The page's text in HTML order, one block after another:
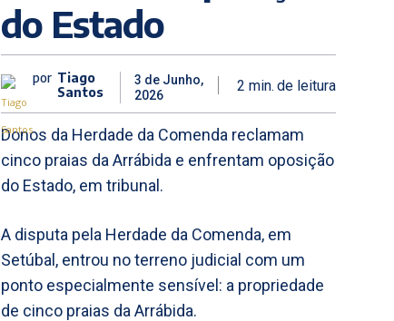
do Estado
por Tiago
Santos
3 de Junho,
2026
2 min. de leitura
Donos da Herdade da Comenda reclamam
cinco praias da Arrábida e enfrentam oposição
do Estado, em tribunal.
A disputa pela Herdade da Comenda, em
Setúbal, entrou no terreno judicial com um
ponto especialmente sensível: a propriedade
de cinco praias da Arrábida.